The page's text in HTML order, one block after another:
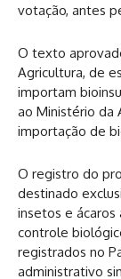
votação, antes
O texto
Agricultura, de
importam
ao Ministério da
importação de
O registro do
destinado
insetos e
controle
registrados no
administrativo